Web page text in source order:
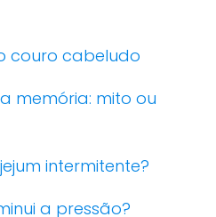
couro cabeludo
memória: mito ou
intermitente?
a pressão?